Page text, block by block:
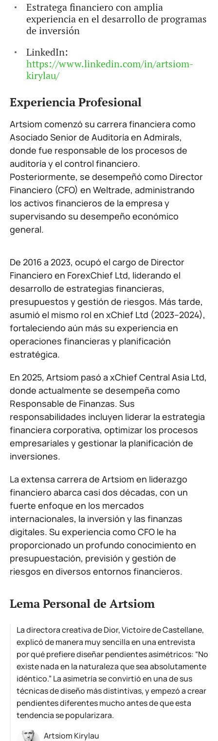
Estratega financiero con amplia
experiencia en el desarrollo de programas
de inversión
LinkedIn:
https://www.linkedin.com/in/artsiom-
kirylau/
Experiencia Profesional
Artsiom comenzó su carrera financiera como
Asociado Senior de Auditoría en Admirals,
donde fue responsable de los procesos de
auditoría y el control financiero.
Posteriormente, se desempeñó como Director
Financiero (CFO) en Weltrade, administrando
los activos financieros de la empresa y
supervisando su desempeño económico
general.
De 2016 a 2023, ocupó el cargo de Director
Financiero en ForexChief Ltd, liderando el
desarrollo de estrategias financieras,
presupuestos y gestión de riesgos. Más tarde,
asumió el mismo rol en xChief Ltd (2023–2024),
fortaleciendo aún más su experiencia en
operaciones financieras y planificación
estratégica.
En 2025, Artsiom pasó a xChief Central Asia Ltd,
donde actualmente se desempeña como
Responsable de Finanzas. Sus
responsabilidades incluyen liderar la estrategia
financiera corporativa, optimizar los procesos
empresariales y gestionar la planificación de
inversiones.
La extensa carrera de Artsiom en liderazgo
financiero abarca casi dos décadas, con un
fuerte enfoque en los mercados
internacionales, la inversión y las finanzas
digitales. Su experiencia como CFO le ha
proporcionado un profundo conocimiento en
presupuestación, previsión y gestión de
riesgos en diversos entornos financieros.
Lema Personal de Artsiom
La directora creativa de Dior, Victoire de Castellane,
explicó de manera muy sencilla en una entrevista
por qué prefiere diseñar pendientes asimétricos: “No
existe nada en la naturaleza que sea absolutamente
idéntico.” La asimetría se convirtió en una de sus
técnicas de diseño más distintivas, y empezó a crear
pendientes diferentes mucho antes de que esta
tendencia se popularizara.
Artsiom Kirylau